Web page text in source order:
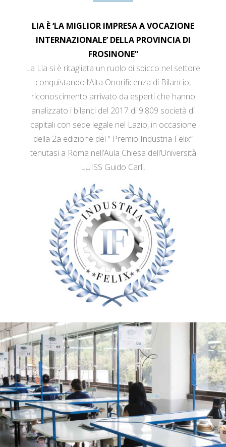
LIA È ‘LA MIGLIOR IMPRESA A VOCAZIONE
INTERNAZIONALE’ DELLA PROVINCIA DI
FROSINONE”
La Lia si è ritagliata un ruolo di spicco nel settore
conquistando l’Alta Onorificenza di Bilancio,
riconoscimento arrivato da esperti che hanno
analizzato i bilanci del 2017 di 9.809 società di
capitali con sede legale nel Lazio, in occasione
della 2a edizione del “ Premio Industria Felix”
tenutasi a Roma nell’Aula Chiesa dell’Università
LUISS Guido Carli.